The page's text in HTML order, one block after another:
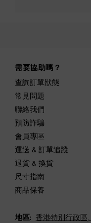
需要協助嗎？
查詢訂單狀態
常見問題
聯絡我們
預防詐騙
會員專區
運送 & 訂單追蹤
退貨 & 換貨
尺寸指南
商品保養
地區: 香港特別行政區,